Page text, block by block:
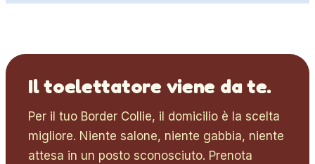
Il toelettatore viene da te.
Per il tuo Border Collie, il domicilio è la scelta
migliore. Niente salone, niente gabbia, niente
attesa in un posto sconosciuto. Prenota